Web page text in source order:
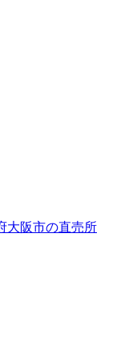
大阪市の直売所